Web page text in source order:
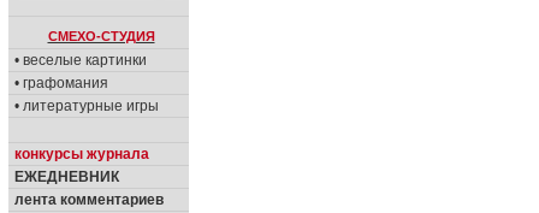
СМЕХО-СТУДИЯ
• веселые картинки
• графомания
• литературные игры
конкурсы журнала
ЕЖЕДНЕВНИК
лента комментариев